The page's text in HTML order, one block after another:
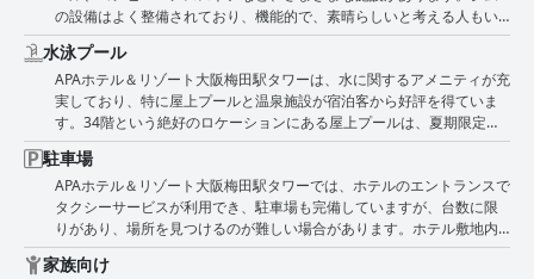
え、一貫して高いレベルのサービスを維持する能力に影響を与えてい
ると感じていました。 これらのいくつかの批判にもかかわらず、支配
的な感情は、スタッフの親切さと親切さが、楽しい滞在に大きく貢献
しているということでした。到着時のモンスーンへの対応や、荷物の
配達の支援など、スタッフの高いレベルのプロ意識と支援的な姿勢に
より、多くのゲストに好印象を与えました。
りするなどの問題も観察されています。 全体として、客室内のWi-Fiは
概ね期待に応えるものの、公共エリアでの制限や時折発生する接続の
問題は、一部のゲストにとっては問題となる可能性があります。
なり、さらに利便性が向上しています。全体として、スパと大浴場施
設は、非常に快適な滞在に貢献しています。
の設備はよく整備されており、機能的で、素晴らしいと考える人もい
ますが、追加料金がかかるため、多くの宿泊客が高価で不便だと感じ
ています。ジムは別の会社が運営しており、1時間あたり約1500円の
追加料金が必要です。床面積は限られ、設備も最小限ですが、ジムは
24時間利用可能です。その他の注目すべきアメニティとしては、ファ
ミリールーム、公共浴場、利用しやすいランドリーサービス、敷地内
のコンビニなどがあります。全体として、ホテルのジムはその品質が
評価されている一方で、その利用に対する追加料金は、宿泊客の間で
よく批判される点です。
水泳プール
APAホテル＆リゾート大阪梅田駅タワーは、水に関するアメニティが充
実しており、特に屋上プールと温泉施設が宿泊客から好評を得ていま
す。34階という絶好のロケーションにある屋上プールは、夏期限定な
がらも素晴らしい眺望と魅力的な雰囲気を約束してくれます。美しい
デザインと手入れの行き届いた状態が特徴のこの屋外プールは、追加
料金が発生しますが、その価値に見合う体験だと感じる宿泊客もいま
す。 また、このリゾートは、称賛に値するほど様々な種類の温泉を提
供しています。温泉は、しばしば「巨大で素晴らしい」と評され、い
くつかの大きな温水プールがあります。プライベートおよび公共セク
ションを含む大浴場エリアは、特に快適さと豪華さで高く評価されて
駐車場
APAホテル＆リゾート大阪梅田駅タワーでは、ホテルのエントランスで
タクシーサービスが利用でき、駐車場も完備していますが、台数に限
りがあり、場所を見つけるのが難しい場合があります。ホテル敷地内
に駐車場はありますが、場所の確保が困難だという声も一部ありま
す。近隣には代替の駐車場もあり、主要なショッピングセンターにも
家族向け